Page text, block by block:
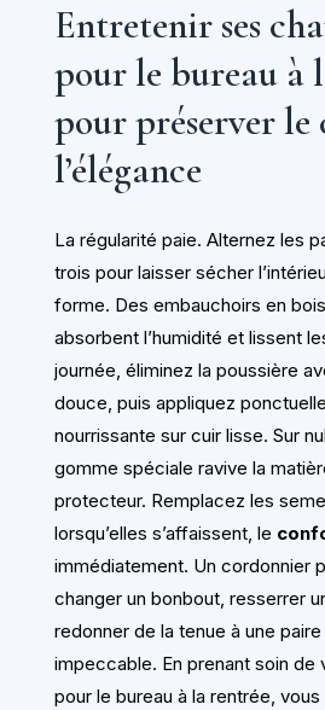
Entretenir ses
pour le bureau à
pour préserver
l’élégance
La régularité paie. Alternez les
trois pour laisser sécher
forme. Des embauchoirs en
absorbent l’humidité et lissent
journée, éliminez la poussière
douce, puis appliquez
nourrissante sur cuir lisse. Sur
gomme spéciale ravive la
protecteur. Remplacez les
lorsqu’elles s’affaissent, le
immédiatement. Un cordonnier
changer un bonbout, resserrer
redonner de la tenue à une
impeccable. En prenant soin de
pour le bureau à la rentrée,